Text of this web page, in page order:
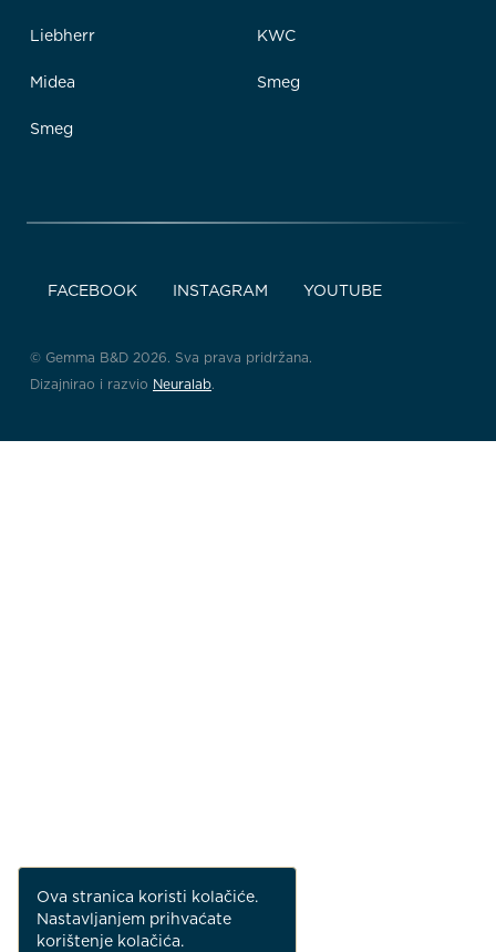
Liebherr
Midea
Smeg
KWC
Smeg
FACEBOOK INSTAGRAM YOUTUBE
© Gemma B&D 2026. Sva prava pridržana.
Dizajnirao i razvio Neuralab.
Ova stranica koristi kolačiće.
Nastavljanjem prihvaćate
korištenje kolačića.